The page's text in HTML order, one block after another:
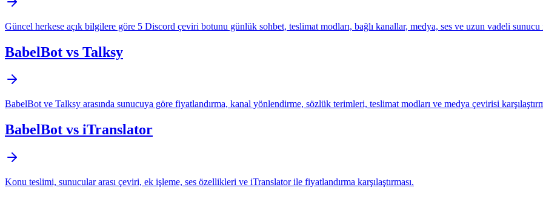
Güncel herkese açık bilgilere göre 5 Discord çeviri botunu günlük sohbet, teslimat modları, bağlı kanallar, medya, ses ve uzun vadeli sunucu
BabelBot vs Talksy
BabelBot ve Talksy arasında sunucuya göre fiyatlandırma, kanal yönlendirme, sözlük terimleri, teslimat modları ve medya çevirisi
BabelBot vs iTranslator
Konu teslimi, sunucular arası çeviri, ek işleme, ses özellikleri ve iTranslator ile fiyatlandırma karşılaştırması.